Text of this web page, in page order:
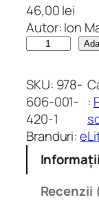
46,00lei
Autor: Ion
n
t
t
a
SKU: 978-
606-001-
420-1
:
Branduri:
Recenzii